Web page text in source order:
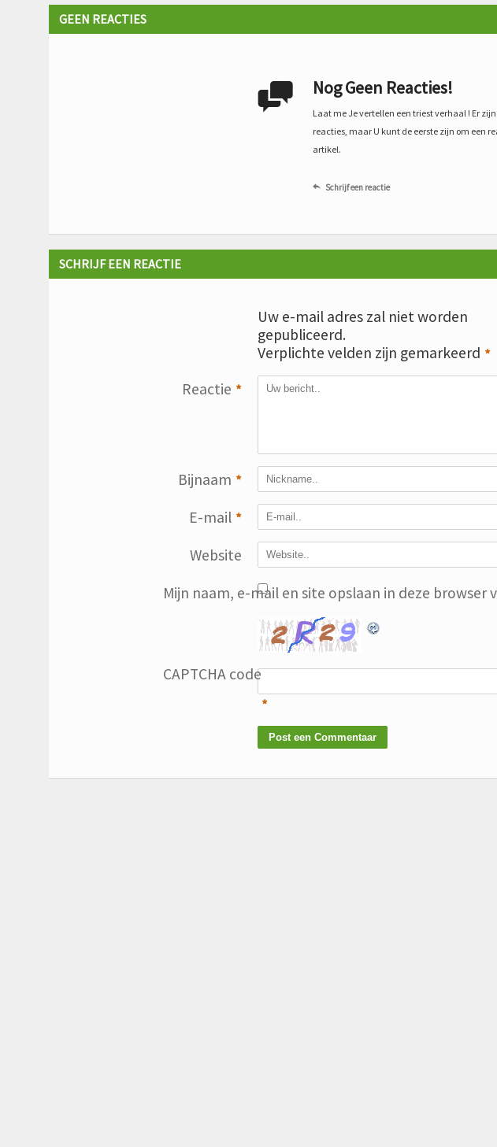
GEEN REACTIES
 Nog Geen Reacties!
Laat me Je vertellen een triest verhaal ! Er zijn
reacties, maar U kunt de eerste zijn om een
artikel.
 Schrijf een reactie
SCHRIJF EEN REACTIE
Uw e-mail adres zal niet worden
gepubliceerd.
Verplichte velden zijn gemarkeerd *
Reactie *
Bijnaam *
E-mail *
Website
Mijn naam, e-mail en site opslaan in deze
CAPTCHA code
*